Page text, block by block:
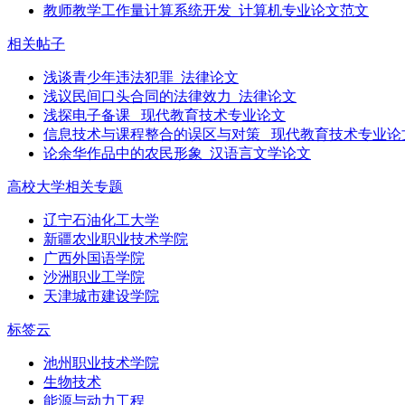
教师教学工作量计算系统开发_计算机专业论文范文
相关帖子
浅谈青少年违法犯罪_法律论文
浅议民间口头合同的法律效力_法律论文
浅探电子备课 _现代教育技术专业论文
信息技术与课程整合的误区与对策 _现代教育技术专业论
论余华作品中的农民形象_汉语言文学论文
高校大学相关专题
辽宁石油化工大学
新疆农业职业技术学院
广西外国语学院
沙洲职业工学院
天津城市建设学院
标签云
池州职业技术学院
生物技术
能源与动力工程